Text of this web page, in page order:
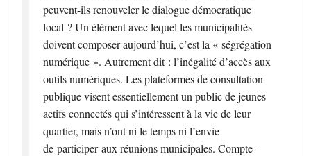
peuvent-ils renouveler le dialogue démocratique
local ? Un élément avec lequel les municipalités
doivent composer aujourd’hui, c’est la « ségrégation
numérique ». Autrement dit : l’inégalité d’accès aux
outils numériques. Les plateformes de consultation
publique visent essentiellement un public de jeunes
actifs connectés qui s’intéressent à la vie de leur
quartier, mais n’ont ni le temps ni l’envie
de participer aux réunions municipales. Compte-